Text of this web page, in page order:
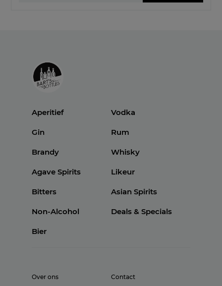
Aperitief Vodka
Gin Rum
Brandy Whisky
Agave Spirits Likeur
Bitters Asian Spirits
Non-Alcohol Deals & Specials
Bier
Over ons Contact